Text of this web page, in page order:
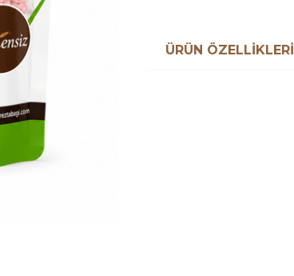
ÜRÜN ÖZELLIKLERI